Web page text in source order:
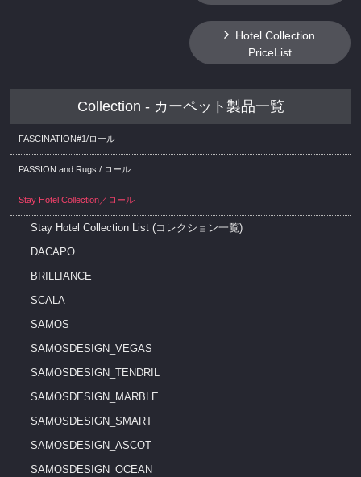
Hotel Collection
PriceList
Collection - カーペット製品一覧
FASCINATION#1/ロール
PASSION and Rugs / ロール
Stay Hotel Collection／ロール
Stay Hotel Collection List (コレクション一覧)
DACAPO
BRILLIANCE
SCALA
SAMOS
SAMOSDESIGN_VEGAS
SAMOSDESIGN_TENDRIL
SAMOSDESIGN_MARBLE
SAMOSDESIGN_SMART
SAMOSDESIGN_ASCOT
SAMOSDESIGN_OCEAN